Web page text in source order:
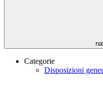
Categorie
Disposizioni